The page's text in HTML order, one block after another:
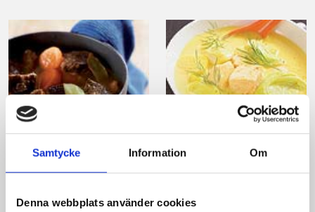
Samtycke Information Om
Denna webbplats använder cookies
vitlöksmos
purjogryta